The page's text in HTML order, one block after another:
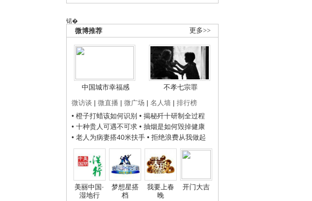
锘�
更多>>
微博推荐
中国城市幸福感
不孝七宗罪
微访谈 | 微直播 | 微广场 | 名人墙 | 排行榜
• 橙子打蜡该如何识别 • 揭秘歼十研制全过程
• 十种贵人可遇不可求 • 抽烟是如何毁掉健康
• 老人为病妻搭40米扶手 • 拒绝浪费从我做起
美丽中国·
湿地行
梦想星搭
档
我要上春
晚
开门大吉